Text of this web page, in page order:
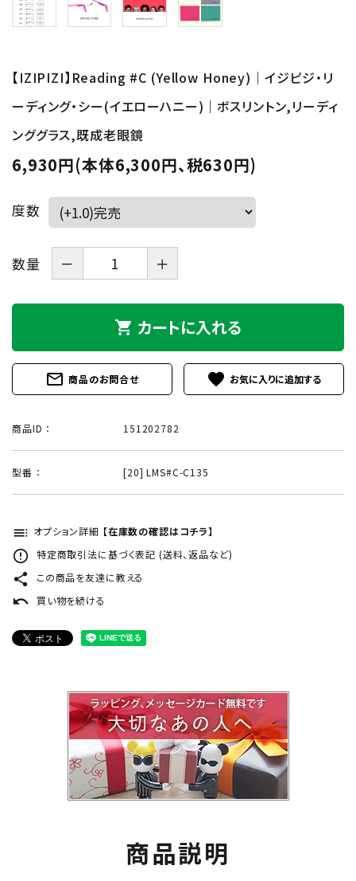
INFORMATION
ようこそ 会員名 様
meeting_room ログイン person 新規会員登録
【IZIPIZI】Reading #C (Yellow Honey)｜イジピジ・リ
ーディング・シー(イエローハニー)｜ボスリントン,リーディ
ンググラス,既成老眼鏡
6,930円(本体6,300円、税630円)
度数
数量 － ＋
shopping_cart カートに入れる
mail_outline 商品のお問合せ favorite
商品ID ： 151202782
型番 ： [20] LMS#C-C135
toc オプション詳細 【在庫数の確認はコチラ】
error_outline 特定商取引法に基づく表記 (送料、返品など)
share この商品を友達に教える
undo 買い物を続ける
商品説明